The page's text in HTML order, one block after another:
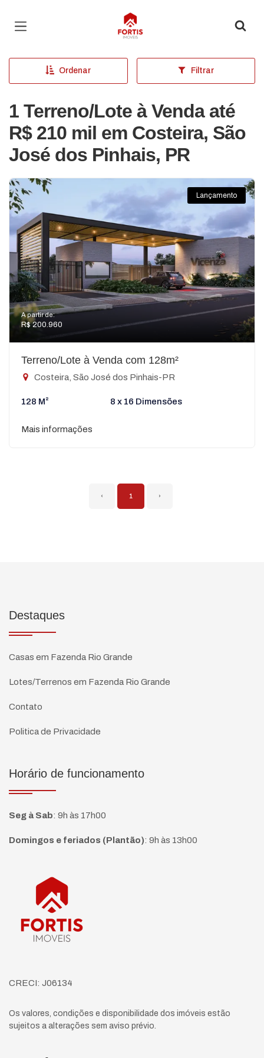
Página inicial
Ordenar Filtrar
1 Terreno/Lote à Venda até
R$ 210 mil em Costeira, São
José dos Pinhais, PR
Lançamento
A partir de:
R$ 200.960
Terreno/Lote à Venda com 128m²
Costeira, São José dos Pinhais-PR
128 M² 8 x 16 Dimensões
Mais informações
‹ 1 ›
Destaques
Casas em Fazenda Rio Grande
Lotes/Terrenos em Fazenda Rio Grande
Contato
Politica de Privacidade
Horário de funcionamento
Seg à Sab: 9h às 17h00
Domingos e feriados (Plantão): 9h às 13h00
Página inicial
CRECI: J06134
Os valores, condições e disponibilidade dos imóveis estão
sujeitos a alterações sem aviso prévio.